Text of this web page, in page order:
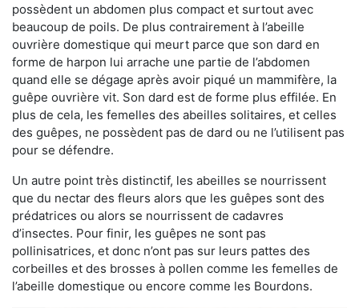
possèdent un abdomen plus compact et surtout avec
beaucoup de poils. De plus contrairement à l’abeille
ouvrière domestique qui meurt parce que son dard en
forme de harpon lui arrache une partie de l’abdomen
quand elle se dégage après avoir piqué un mammifère, la
guêpe ouvrière vit. Son dard est de forme plus effilée. En
plus de cela, les femelles des abeilles solitaires, et celles
des guêpes, ne possèdent pas de dard ou ne l’utilisent pas
pour se défendre.
Un autre point très distinctif, les abeilles se nourrissent
que du nectar des fleurs alors que les guêpes sont des
prédatrices ou alors se nourrissent de cadavres
d’insectes. Pour finir, les guêpes ne sont pas
pollinisatrices, et donc n’ont pas sur leurs pattes des
corbeilles et des brosses à pollen comme les femelles de
l’abeille domestique ou encore comme les Bourdons.